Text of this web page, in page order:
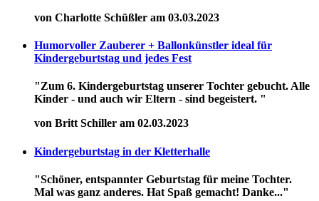
von Charlotte Schüßler am 03.03.2023
Humorvoller Zauberer + Ballonkünstler ideal für
Kindergeburtstag und jedes Fest
"Zum 6. Kindergeburtstag unserer Tochter gebucht. Alle
Kinder - und auch wir Eltern - sind begeistert. "
von Britt Schiller am 02.03.2023
Kindergeburtstag in der Kletterhalle
"Schöner, entspannter Geburtstag für meine Tochter.
Mal was ganz anderes. Hat Spaß gemacht! Danke..."